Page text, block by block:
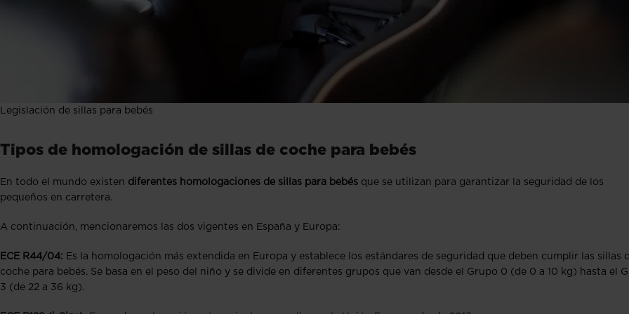
Legislación de sillas para bebés
Tipos de homologación de sillas de coche para bebés
En todo el mundo existen diferentes homologaciones de sillas para bebés que se utilizan para garantizar la seguridad de los
pequeños en carretera.
A continuación, mencionaremos las dos vigentes en España y Europa:
ECE R44/04: Es la homologación más extendida en Europa y establece los estándares de seguridad que deben cumplir las sillas
coche para bebés. Se basa en el peso del niño y se divide en diferentes grupos que van desde el Grupo 0 (de 0 a 10 kg) hasta el
3 (de 22 a 36 kg).